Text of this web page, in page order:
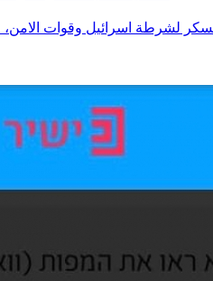
لشرطة اسرائيل وقوات الامن،